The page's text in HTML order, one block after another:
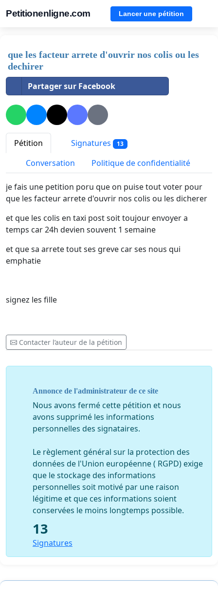
Petitionenligne.com Lancer une pétition
que les facteur arrete d'ouvrir nos colis ou les
dechirer
Partager sur Facebook
Pétition Signatures 13
Conversation Politique de confidentialité
je fais une petition poru que on puise tout voter pour
que les facteur arrete d'ouvrir nos colis ou les dicherer
et que les colis en taxi post soit toujour envoyer a
temps car 24h devien souvent 1 semaine
et que sa arrete tout ses greve car ses nous qui
emphatie
signez les fille
Contacter l’auteur de la pétition
Annonce de l'administrateur de ce site
Nous avons fermé cette pétition et nous
avons supprimé les informations
personnelles des signataires.
Le règlement général sur la protection des
données de l'Union européenne ( RGPD) exige
que le stockage des informations
personnelles soit motivé par une raison
légitime et que ces informations soient
conservées le moins longtemps possible.
13
Signatures